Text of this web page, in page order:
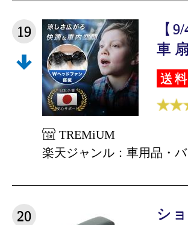
19
【
車
送
TREMiUM
楽天ジャンル：車用品・
20
シ